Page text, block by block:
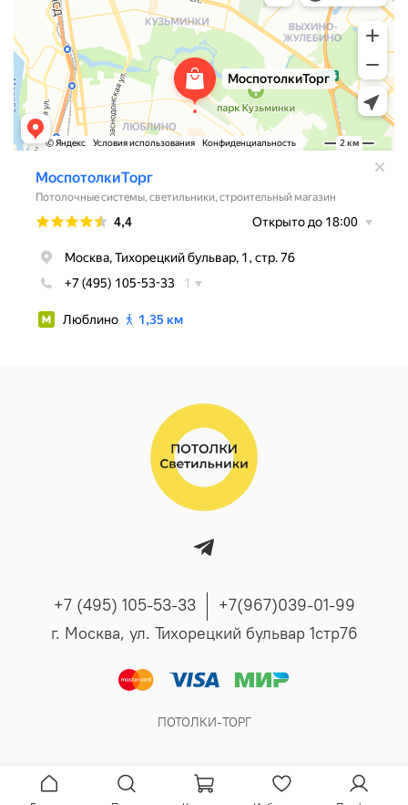
+7 (495) 105-53-33
+7(967)039-01-99
г. Москва, ул. Тихорецкий бульвар 1стр76
ПОТОЛКИ-ТОРГ